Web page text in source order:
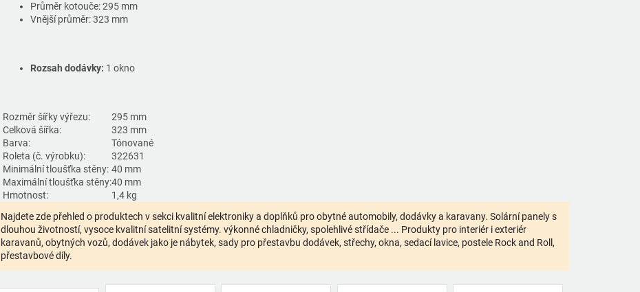
Průměr kotouče: 295 mm
Vnější průměr: 323 mm
Rozsah dodávky: 1 okno
Rozměr šířky výřezu:
295 mm
Celková šířka:
323 mm
Barva:
Tónované
Roleta (č. výrobku):
322631
Minimální tloušťka stěny: 40 mm
Maximální tloušťka stěny:40 mm
Hmotnost:
1,4 kg
Najdete zde přehled o produktech v sekci kvalitní elektroniky a doplňků pro obytné automobily, dodávky a karavany. Solární panely s
dlouhou životností, vysoce kvalitní satelitní systémy. výkonné chladničky, spolehlivé střídače ... Produkty pro interiér i exteriér
karavanů, obytných vozů, dodávek jako je nábytek, sady pro přestavbu dodávek, střechy, okna, sedací lavice, postele Rock and Roll,
přestavbové díly.